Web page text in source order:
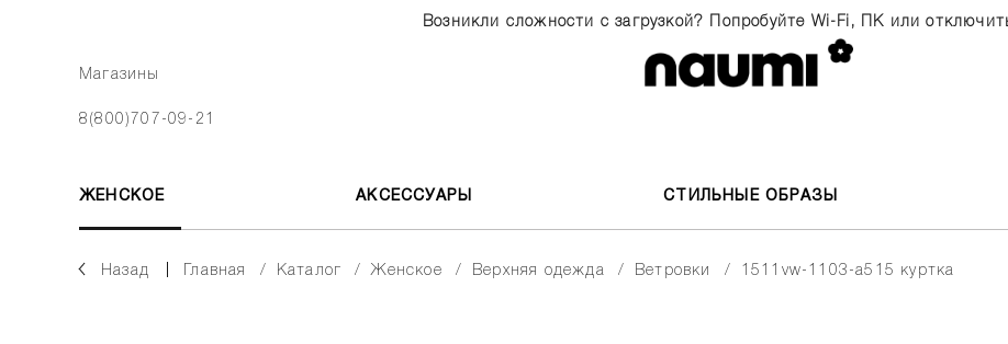
Возникли сложности с загрузкой? Попробуйте Wi-Fi, ПК или
Магазины
8(800)707-09-21
ЖЕНСКОЕ АКСЕССУАРЫ СТИЛЬНЫЕ ОБРАЗЫ
Назад главная каталог женское верхняя одежда ветровки 1511vw-1103-a515 куртка